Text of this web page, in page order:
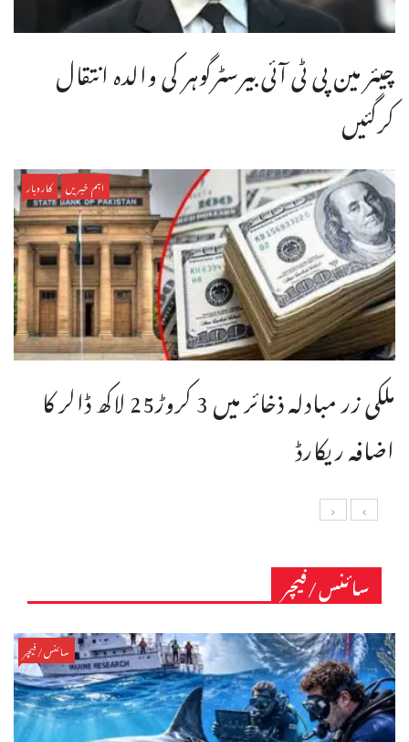
چیئر مین پی ٹی آئی بیرسٹرگوہر کی والدہ انتقال
کرگئیں
اہم خبریں کاروبار
ملکی زر مبادلہ ذخائر میں 3 کروڑ25 لاکھ ڈالر کا
اضافہ ریکارڈ
سائنس/فیچر
سائنس/فیچر